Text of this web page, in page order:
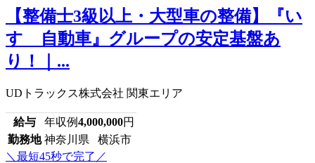
【整備士3級以上・大型車の整備】『い
すゞ自動車』グループの安定基盤あ
り！｜...
UDトラックス株式会社 関東エリア
給与 年収例4,000,000円
勤務地 神奈川県 横浜市
＼最短45秒で完了／